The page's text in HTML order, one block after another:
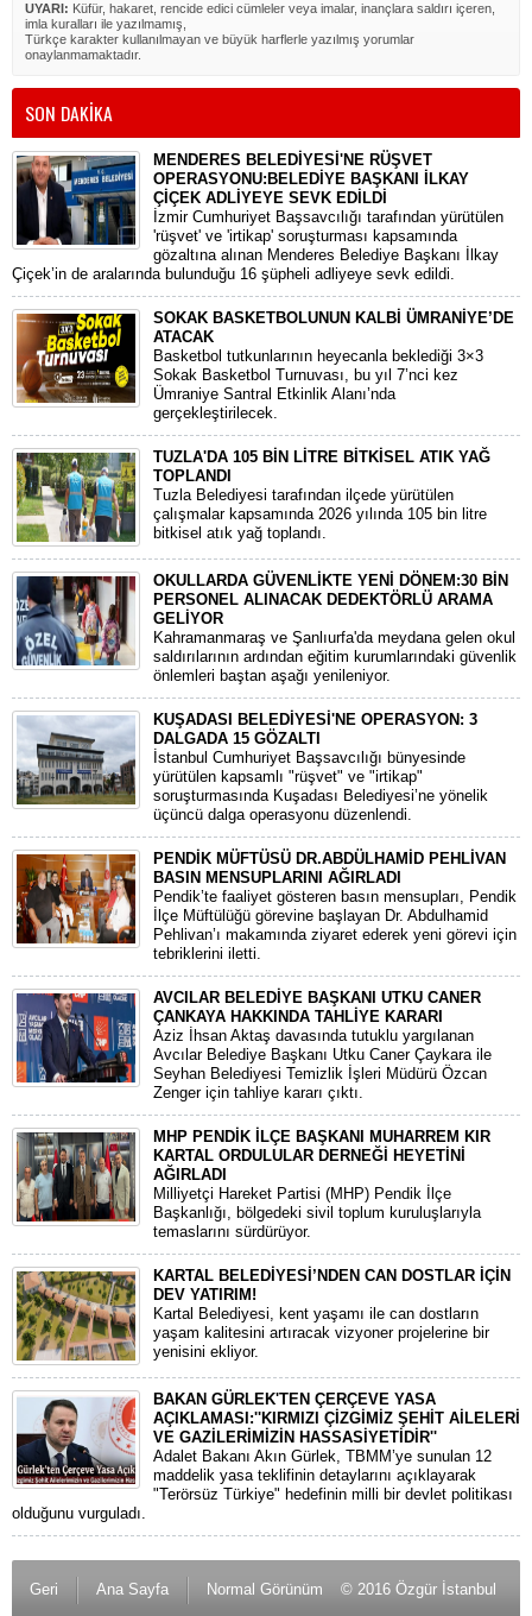
UYARI: Küfür, hakaret, rencide edici cümleler veya imalar, inançlara saldırı içeren,
imla kuralları ile yazılmamış,
Türkçe karakter kullanılmayan ve büyük harflerle yazılmış yorumlar
onaylanmamaktadır.
SON DAKİKA
MENDERES BELEDİYESİ'NE RÜŞVET
OPERASYONU:BELEDİYE BAŞKANI İLKAY
ÇİÇEK ADLİYEYE SEVK EDİLDİ
​İzmir Cumhuriyet Başsavcılığı tarafından yürütülen
'rüşvet' ve 'irtikap' soruşturması kapsamında
gözaltına alınan Menderes Belediye Başkanı İlkay
Çiçek’in de aralarında bulunduğu 16 şüpheli adliyeye sevk edildi.
SOKAK BASKETBOLUNUN KALBİ ÜMRANİYE’DE
ATACAK
Basketbol tutkunlarının heyecanla beklediği 3×3
Sokak Basketbol Turnuvası, bu yıl 7’nci kez
Ümraniye Santral Etkinlik Alanı’nda
gerçekleştirilecek.
TUZLA'DA 105 BİN LİTRE BİTKİSEL ATIK YAĞ
TOPLANDI
Tuzla Belediyesi tarafından ilçede yürütülen
çalışmalar kapsamında 2026 yılında 105 bin litre
bitkisel atık yağ toplandı.
OKULLARDA GÜVENLİKTE YENİ DÖNEM:30 BİN
PERSONEL ALINACAK DEDEKTÖRLÜ ARAMA
GELİYOR
​Kahramanmaraş ve Şanlıurfa'da meydana gelen okul
saldırılarının ardından eğitim kurumlarındaki güvenlik
önlemleri baştan aşağı yenileniyor.
KUŞADASI BELEDİYESİ'NE OPERASYON: 3
DALGADA 15 GÖZALTI
​İstanbul Cumhuriyet Başsavcılığı bünyesinde
yürütülen kapsamlı "rüşvet" ve "irtikap"
soruşturmasında Kuşadası Belediyesi’ne yönelik
üçüncü dalga operasyonu düzenlendi.
PENDİK MÜFTÜSÜ DR.ABDÜLHAMİD PEHLİVAN
BASIN MENSUPLARINI AĞIRLADI
​Pendik’te faaliyet gösteren basın mensupları, Pendik
İlçe Müftülüğü görevine başlayan Dr. Abdulhamid
Pehlivan’ı makamında ziyaret ederek yeni görevi için
tebriklerini iletti.
AVCILAR BELEDİYE BAŞKANI UTKU CANER
ÇANKAYA HAKKINDA TAHLİYE KARARI
​Aziz İhsan Aktaş davasında tutuklu yargılanan
Avcılar Belediye Başkanı Utku Caner Çaykara ile
Seyhan Belediyesi Temizlik İşleri Müdürü Özcan
Zenger için tahliye kararı çıktı.
MHP PENDİK İLÇE BAŞKANI MUHARREM KIR
KARTAL ORDULULAR DERNEĞİ HEYETİNİ
AĞIRLADI
​Milliyetçi Hareket Partisi (MHP) Pendik İlçe
Başkanlığı, bölgedeki sivil toplum kuruluşlarıyla
temaslarını sürdürüyor.
KARTAL BELEDİYESİ’NDEN CAN DOSTLAR İÇİN
DEV YATIRIM!
Kartal Belediyesi, kent yaşamı ile can dostların
yaşam kalitesini artıracak vizyoner projelerine bir
yenisini ekliyor.
BAKAN GÜRLEK'TEN ÇERÇEVE YASA
AÇIKLAMASI:''KIRMIZI ÇİZGİMİZ ŞEHİT AİLELERİ
VE GAZİLERİMİZİN HASSASİYETİDİR''
Adalet Bakanı Akın Gürlek, TBMM’ye sunulan 12
maddelik yasa teklifinin detaylarını açıklayarak
"Terörsüz Türkiye" hedefinin milli bir devlet politikası
olduğunu vurguladı.
Geri Ana Sayfa Normal Görünüm © 2016 Özgür İstanbul